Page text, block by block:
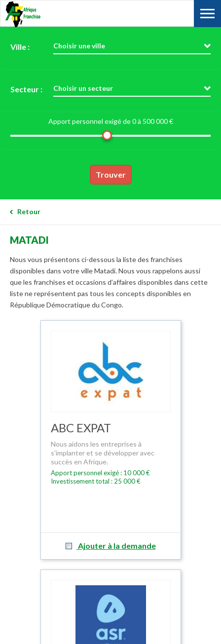
Ville : Choisir une ville
Secteur : Choisir un secteur
Apport personnel exigé de 0 à 500 000 €
Trouver
Retour
MATADI
Nous vous présentons ci-dessous la liste des franchises
disponibles dans votre ville Matadi. Nous vous rappelons aussi
que les franchises et occasions d’affaires disponibles dans cette
liste ne représentent pas tous les concepts disponibles en
République Démocratique du Congo.
ABC EXPAT
Nous aidons les entreprises à
s'implanter et se développer avec
succès en Afrique.
Apport personnel exigé : 10 000 €
Investissement total : 25 000 €
Ajouter à la demande